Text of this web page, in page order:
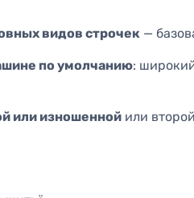
видов строчек —
по умолчанию:
или изношенной или